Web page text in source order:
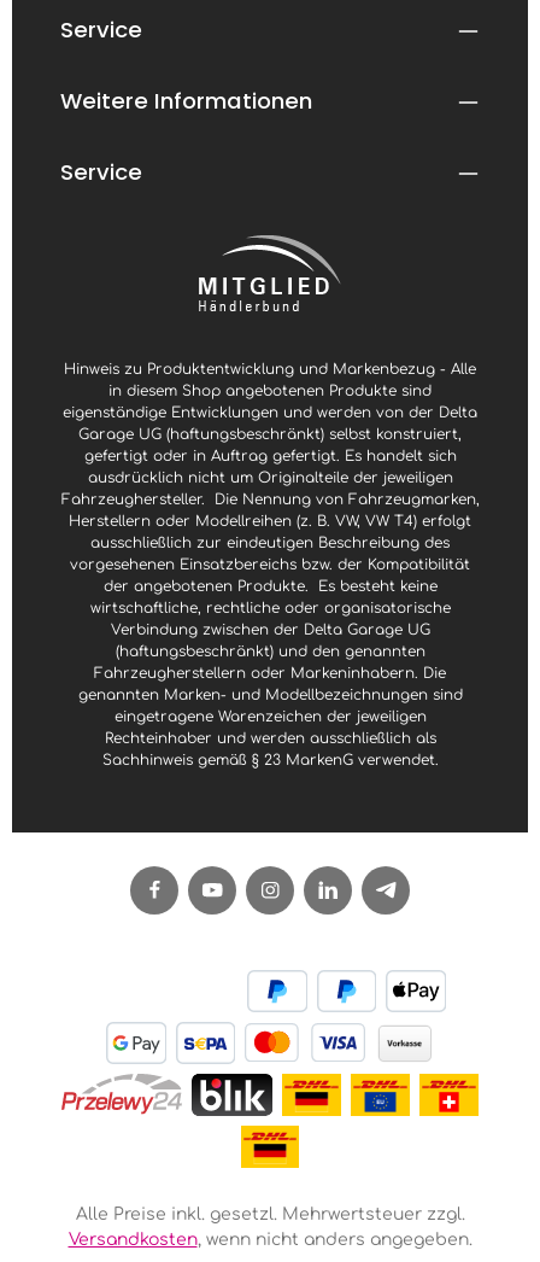
Service
Weitere Informationen
Service
Hinweis zu Produktentwicklung und Markenbezug - Alle
in diesem Shop angebotenen Produkte sind
eigenständige Entwicklungen und werden von der Delta
Garage UG (haftungsbeschränkt) selbst konstruiert,
gefertigt oder in Auftrag gefertigt. Es handelt sich
ausdrücklich nicht um Originalteile der jeweiligen
Fahrzeughersteller.
Die Nennung von Fahrzeugmarken,
Herstellern oder Modellreihen (z. B. VW, VW T4) erfolgt
ausschließlich zur eindeutigen Beschreibung des
vorgesehenen Einsatzbereichs bzw. der Kompatibilität
der angebotenen Produkte.
Es besteht keine
wirtschaftliche, rechtliche oder organisatorische
Verbindung zwischen der Delta Garage UG
(haftungsbeschränkt) und den genannten
Fahrzeugherstellern oder Markeninhabern. Die
genannten Marken- und Modellbezeichnungen sind
eingetragene Warenzeichen der jeweiligen
Rechteinhaber und werden ausschließlich als
Sachhinweis gemäß § 23 MarkenG verwendet.
Alle Preise inkl. gesetzl. Mehrwertsteuer zzgl.
Versandkosten, wenn nicht anders angegeben.